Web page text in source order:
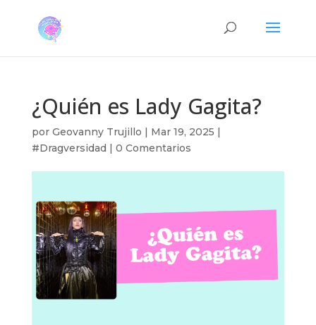
¿Quién es Lady Gagita?
por Geovanny Trujillo | Mar 19, 2025 |
#Dragversidad | 0 Comentarios